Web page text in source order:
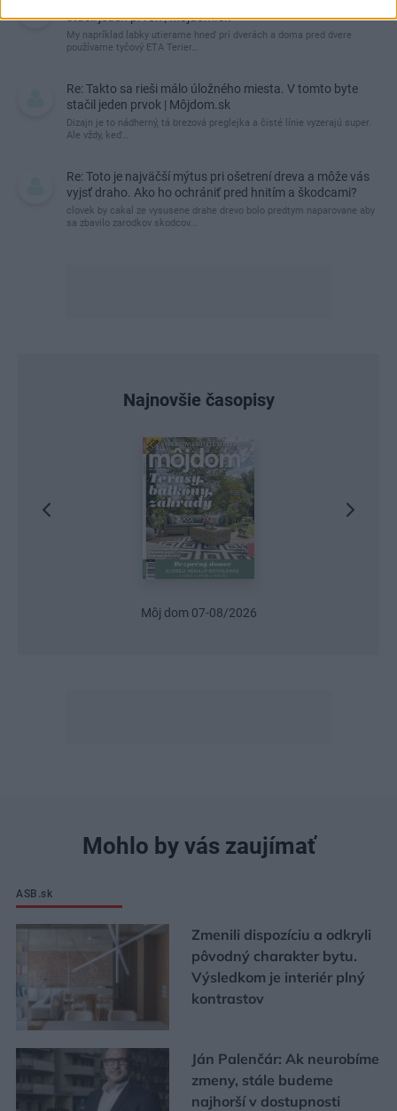
stačil jeden prvok | Môjdom.sk
My napríklad labky utierame hneď pri dverách a doma pred dvere
používame tyčový ETA Terier…
Re: Takto sa rieši málo úložného miesta. V tomto byte
stačil jeden prvok | Môjdom.sk
Dizajn je to nádherný, tá brezová preglejka a čisté línie vyzerajú super.
Ale vždy, keď…
Re: Toto je najväčší mýtus pri ošetrení dreva a môže vás
vyjsť draho. Ako ho ochrániť pred hnitím a škodcami?
clovek by cakal ze vysusene drahe drevo bolo predtym naparovane aby
sa zbavilo zarodkov skodcov...
Najnovšie časopisy
Môj dom 07-08/2026
Mohlo by vás zaujímať
ASB.sk
Zmenili dispozíciu a odkryli
pôvodný charakter bytu.
Výsledkom je interiér plný
kontrastov
Ján Palenčár: Ak neurobíme
zmeny, stále budeme
najhorší v dostupnosti